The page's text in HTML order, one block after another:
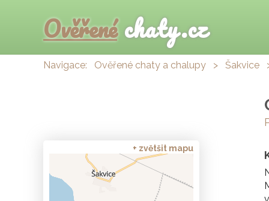
Ověřenéchaty.cz
Navigace: Ověřené chaty a chalupy > Šakvice
+ zvětšit mapu